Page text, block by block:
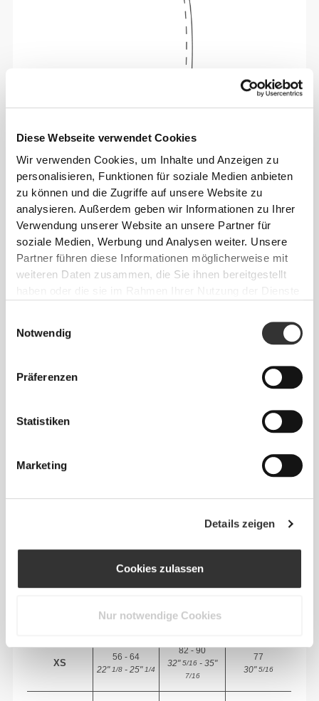
Diese Webseite verwendet Cookies
Wir verwenden Cookies, um Inhalte und Anzeigen zu
personalisieren, Funktionen für soziale Medien anbieten
zu können und die Zugriffe auf unsere Website zu
analysieren. Außerdem geben wir Informationen zu Ihrer
Verwendung unserer Website an unsere Partner für
soziale Medien, Werbung und Analysen weiter. Unsere
Partner führen diese Informationen möglicherweise mit
weiteren Daten zusammen, die Sie ihnen bereitgestellt
Notwendig
Präferenzen
Statistiken
Marketing
Details zeigen
Cookies zulassen
Nur notwendige Cookies
können, das ist die Devise.
Absolute Bewegungsfreiheit. Deine bequeme,
EINEN KÖRPERMASSEN
(cm)/(in)
(cm)/(in)
INNEN-
XS
56 - 64
22"1/8 - 25"1/4
82 - 90
32"5/16 - 35"
7/16
77
30"5/16